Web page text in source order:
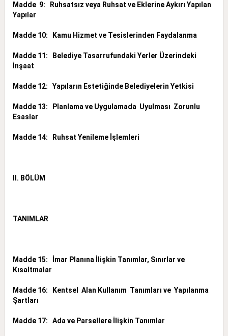
Madde 9: Ruhsatsız veya Ruhsat ve Eklerine Aykırı Yapılan
Yapılar
Madde 10: Kamu Hizmet ve Tesislerinden Faydalanma
Madde 11: Belediye Tasarrufundaki Yerler Üzerindeki
İnşaat
Madde 12: Yapıların Estetiğinde Belediyelerin Yetkisi
Madde 13: Planlama ve Uygulamada Uyulması Zorunlu
Esaslar
Madde 14: Ruhsat Yenileme İşlemleri
II. BÖLÜM
TANIMLAR
Madde 15: İmar Planına İlişkin Tanımlar, Sınırlar ve
Kısaltmalar
Madde 16: Kentsel Alan Kullanım Tanımları ve Yapılanma
Şartları
Madde 17: Ada ve Parsellere İlişkin Tanımlar